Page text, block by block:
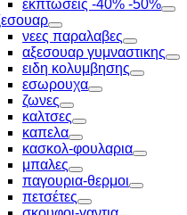
εκπτώσεις -40% -50%
Toggle
νεες παραλαβες
Toggle
αξεσουαρ γυμναστικης
ειδη κολυμβησης
Toggle
εσωρουχα
Toggle
ζωνες
Toggle
καλτσες
Toggle
καπελα
Toggle
κασκολ-φουλαρια
Toggle
μπαλες
Toggle
παγουρια-θερμοι
Toggle
πετσέτες
Toggle